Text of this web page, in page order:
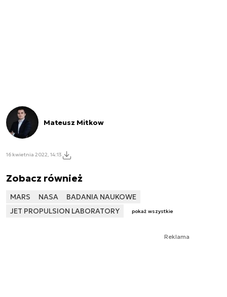
Mateusz Mitkow
16 kwietnia 2022, 14:13
Zobacz również
MARS NASA
BADANIA NAUKOWE
JET PROPULSION LABORATORY
pokaż wszystkie
Reklama